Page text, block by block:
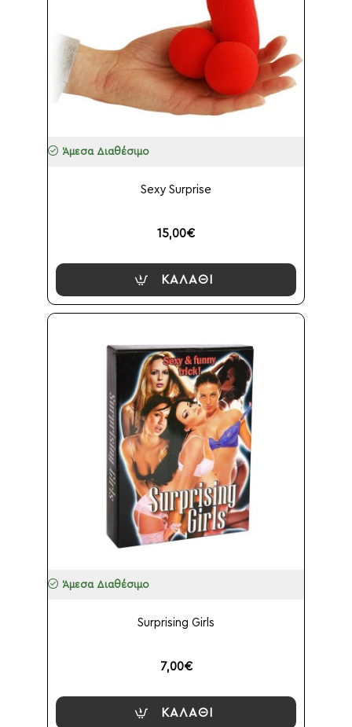
Άμεσα Διαθέσιμο
Sexy Surprise
15,00€
ΚΑΛΆΘΙ
Άμεσα Διαθέσιμο
Surprising Girls
7,00€
ΚΑΛΆΘΙ